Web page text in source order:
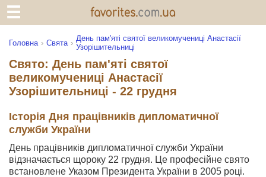
Головна Свята
День пам'яті святої великомучениці Анастасії
Узорішительниці
Свято: День пам'яті святої
великомучениці Анастасії
Узорішительниці - 22 грудня
Історія Дня працівників дипломатичної
служби України
День працівників дипломатичної служби України
відзначається щороку 22 грудня. Це професійне свято
встановлене Указом Президента України в 2005 році.